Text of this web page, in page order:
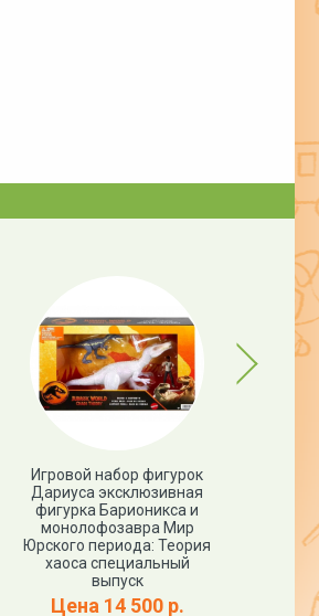
Игровой набор фигурок
Дариуса эксклюзивная
фигурка Барионикса и
монолофозавра Мир
Юрского периода: Теория
хаоса специальный
выпуск
Цена 14 500 р.
Next